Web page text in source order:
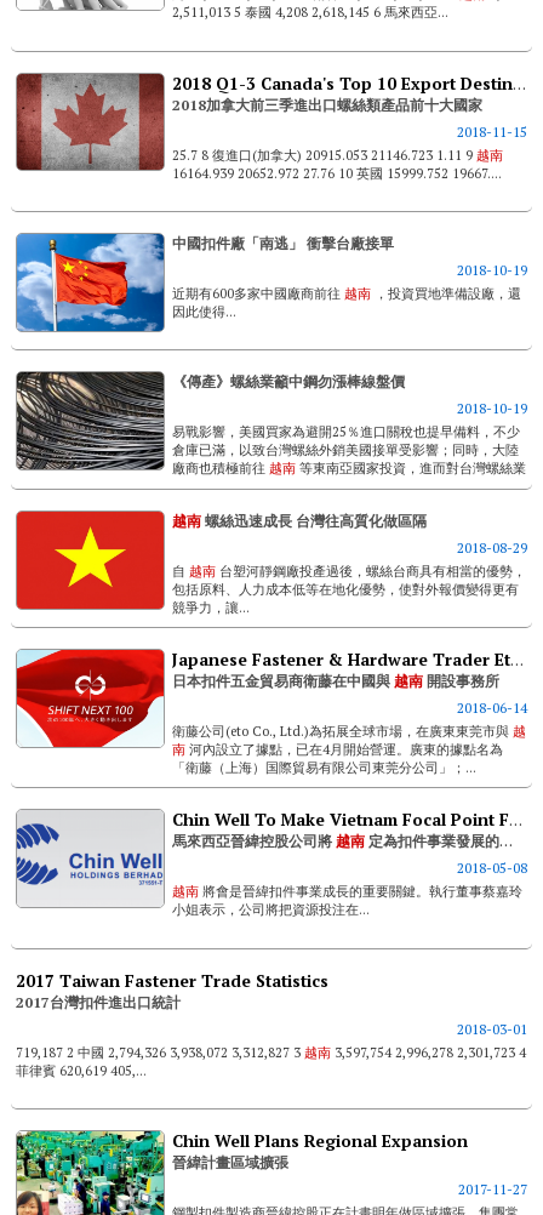
2,511,013 5 泰國 4,208 2,618,145 6 馬來西亞...
2018 Q1-3 Canada's Top 10 Export Destinations & Import Origins
2018加拿大前三季進出口螺絲類產品前十大國家
2018-11-15
25.7 8 復進口(加拿大) 20915.053 21146.723 1.11 9越南
16164.939 20652.972 27.76 10 英國 15999.752 19667....
中國扣件廠「南逃」 衝擊台廠接單
2018-10-19
近期有600多家中國廠商前往 越南 ，投資買地準備設廠，還
因此使得...
《傳產》螺絲業籲中鋼勿漲棒線盤價
2018-10-19
易戰影響，美國買家為避開25％進口關稅也提早備料，不少
倉庫已滿，以致台灣螺絲外銷美國接單受影響；同時，大陸
廠商也積極前往 越南等東南亞國家投資，進而對台灣螺絲業
構成競爭威脅。蔡圖晉指出，最近有600多家大陸廠商前往...
越南螺絲迅速成長 台灣往高質化做區隔
2018-08-29
自 越南 台塑河靜鋼廠投產過後，螺絲台商具有相當的優勢，
包括原料、人力成本低等在地化優勢，使對外報價變得更有
競爭力，讓...
Japanese Fastener & Hardware Trader Eto Opens Offices In China And Vietnam
日本扣件五金貿易商衛藤在中國與越南開設事務所
2018-06-14
衛藤公司(eto Co., Ltd.)為拓展全球市場，在廣東東莞市與 越
南河內設立了據點，已在4月開始營運。廣東的據點名為
「衛藤（上海）国際貿易有限公司東莞分公司」；...
Chin Well To Make Vietnam Focal Point For Fastener Ops
馬來西亞晉緯控股公司將越南 定為扣件事業發展的重點
2018-05-08
越南將會是晉緯扣件事業成長的重要關鍵。執行董事蔡嘉玲
小姐表示，公司將把資源投注在...
2017 Taiwan Fastener Trade Statistics
2017台灣扣件進出口統計
2018-03-01
719,187 2 中國 2,794,326 3,938,072 3,312,827 3越南 3,597,754 2,996,278 2,301,723 4
菲律賓 620,619 405,...
Chin Well Plans Regional Expansion
晉緯計畫區域擴張
2017-11-27